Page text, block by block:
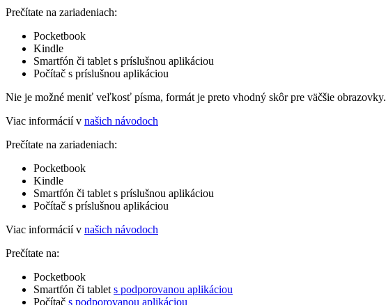
Prečítate na zariadeniach:
Pocketbook
Kindle
Smartfón či tablet s príslušnou aplikáciou
Počítač s príslušnou aplikáciou
Nie je možné meniť veľkosť písma, formát je preto vhodný skôr pre väčšie obrazovky.
Viac informácií v našich návodoch
Prečítate na zariadeniach:
Pocketbook
Kindle
Smartfón či tablet s príslušnou aplikáciou
Počítač s príslušnou aplikáciou
Viac informácií v našich návodoch
Prečítate na:
Pocketbook
Smartfón či tablet s podporovanou aplikáciou
Počítač s podporovanou aplikáciou